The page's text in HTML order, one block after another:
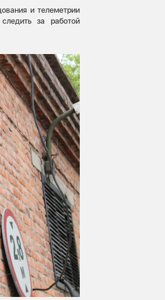
и телеметрии
за работой